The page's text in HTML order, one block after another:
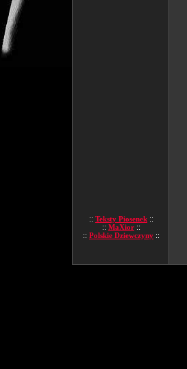
:: Teksty Piosenek ::
:: MaXior ::
:: Polskie Dziewczyny ::